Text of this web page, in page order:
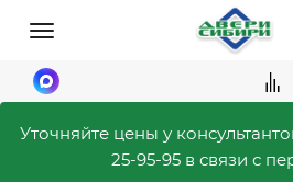
Уточняйте цены у
25-95-95 в связи с